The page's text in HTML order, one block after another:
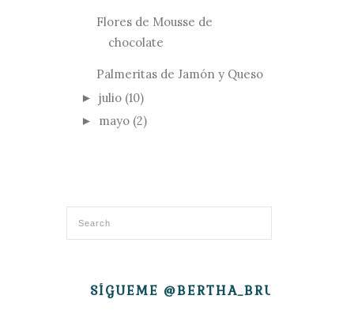
Flores de Mousse de
chocolate
Palmeritas de Jamón y Queso
► julio (10)
► mayo (2)
SÍGUEME @BERTHA_BRUJITA